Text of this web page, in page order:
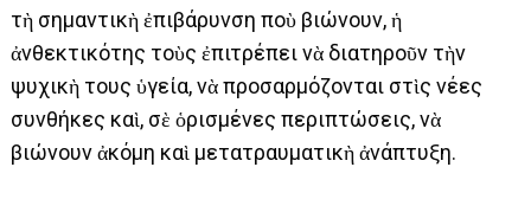
τὴ σημαντικὴ ἐπιβάρυνση ποὺ βιώνουν, ἡ
ἀνθεκτικότης τοὺς ἐπιτρέπει νὰ διατηροῦν τὴν
ψυχικὴ τους ὑγεία, νὰ προσαρμόζονται στὶς νέες
συνθήκες καὶ, σὲ ὁρισμένες περιπτώσεις, νὰ
βιώνουν ἀκόμη καὶ μετατραυματικὴ ἀνάπτυξη.